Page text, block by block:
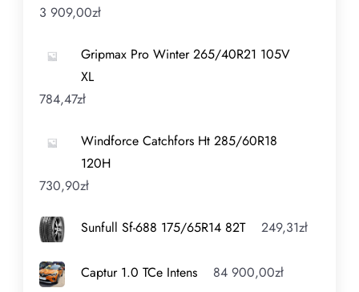
3 909,00zł
Gripmax Pro Winter 265/40R21 105V
XL
784,47zł
Windforce Catchfors Ht 285/60R18
120H
730,90zł
Sunfull Sf-688 175/65R14 82T 249,31zł
Captur 1.0 TCe Intens 84 900,00zł